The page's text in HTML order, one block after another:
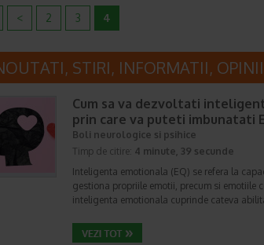
< 2 3 4
STIRI, INFORMATII, OPINII
Cum sa va dezvoltati
prin care va puteti imbunatati
Boli neurologice si psihice
Timp de citire: 4 minute, 39 secunde
Inteligenta emotionala (EQ) se refera la
gestiona propriile emotii, precum si emotiile
inteligenta emotionala cuprinde cateva